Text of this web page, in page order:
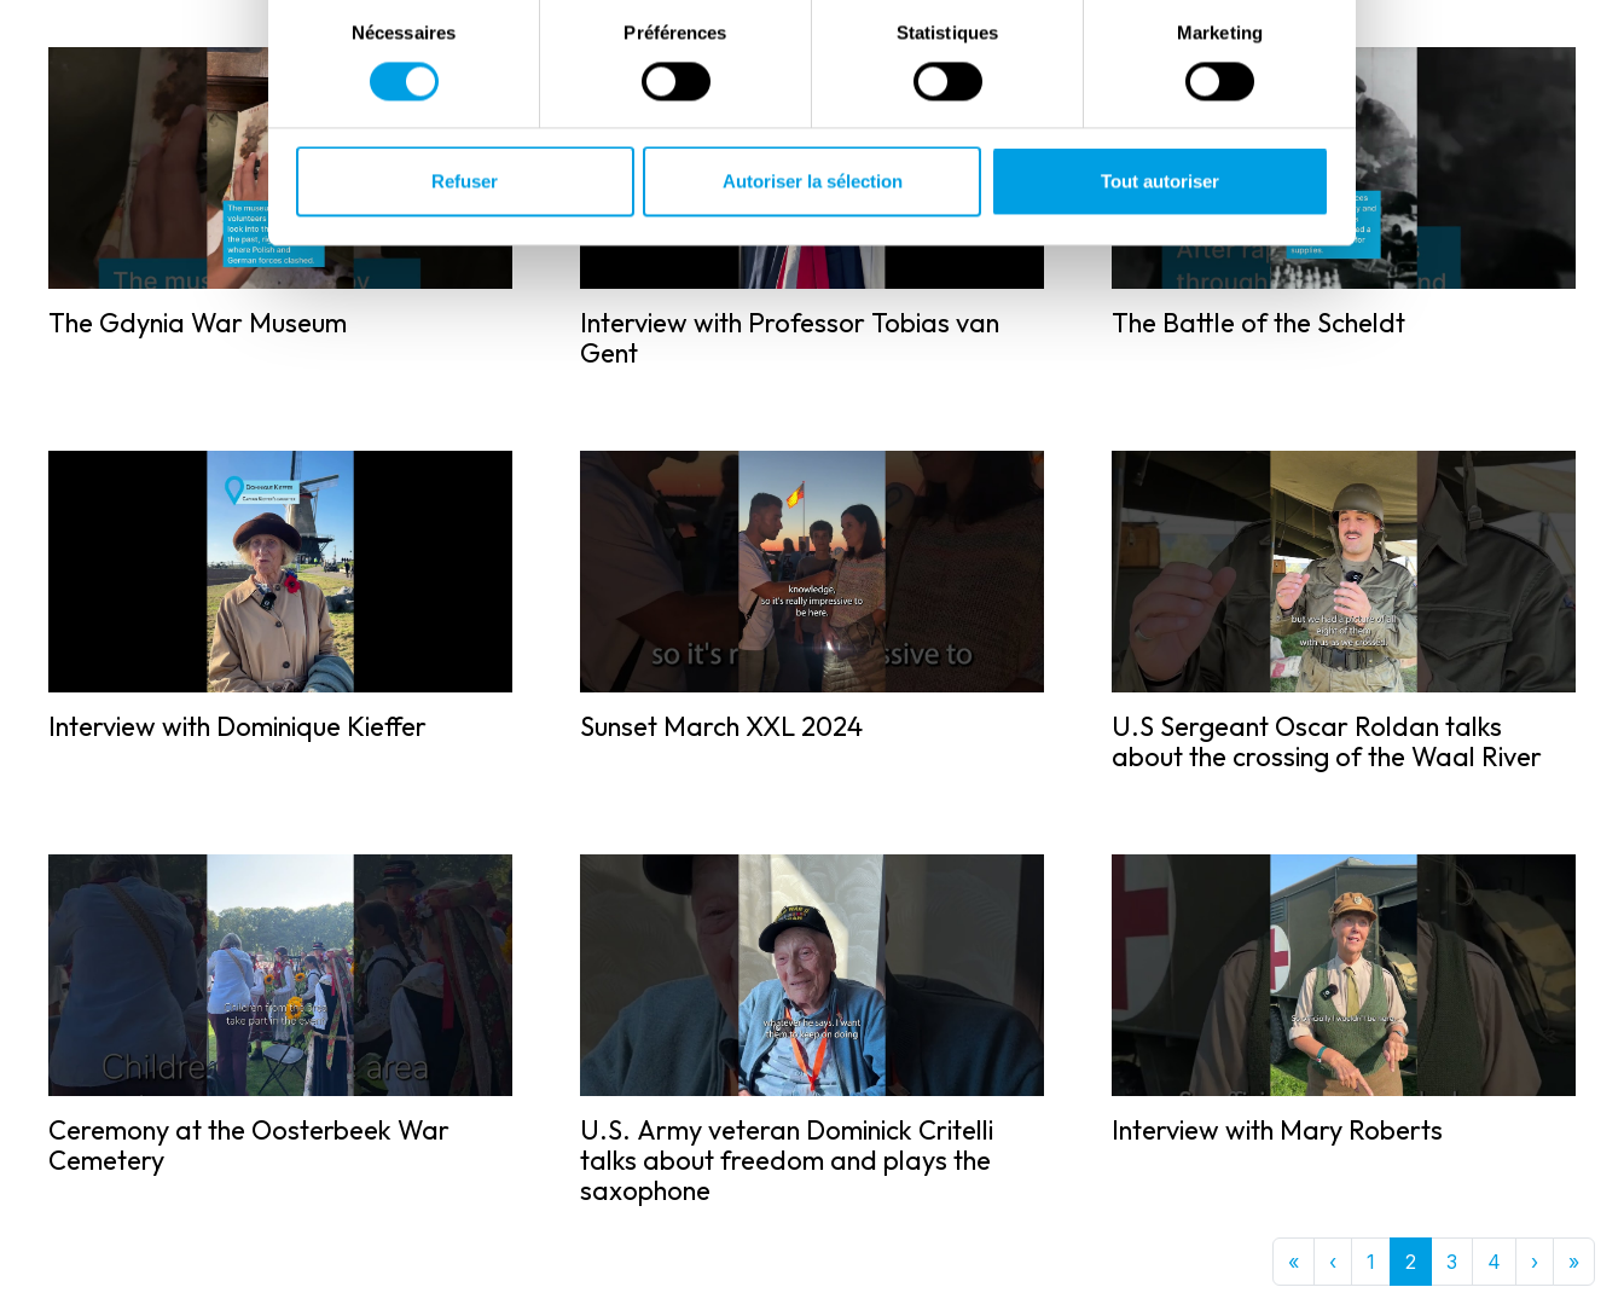
consentement
Nécessaires Préférences Statistiques Marketing
Refuser Autoriser la sélection Tout autoriser
The Gdynia War Museum
Interview with Professor Tobias van
Gent
The Battle of the Scheldt
Interview with Dominique Kieffer Sunset March XXL 2024
U.S Sergeant Oscar Roldan talks
about the crossing of the Waal River
Ceremony at the Oosterbeek War
Cemetery
U.S. Army veteran Dominick Critelli
talks about freedom and plays the
saxophone
Interview with Mary Roberts
«First
‹Previous
1 2 3 4 › Next
»Last